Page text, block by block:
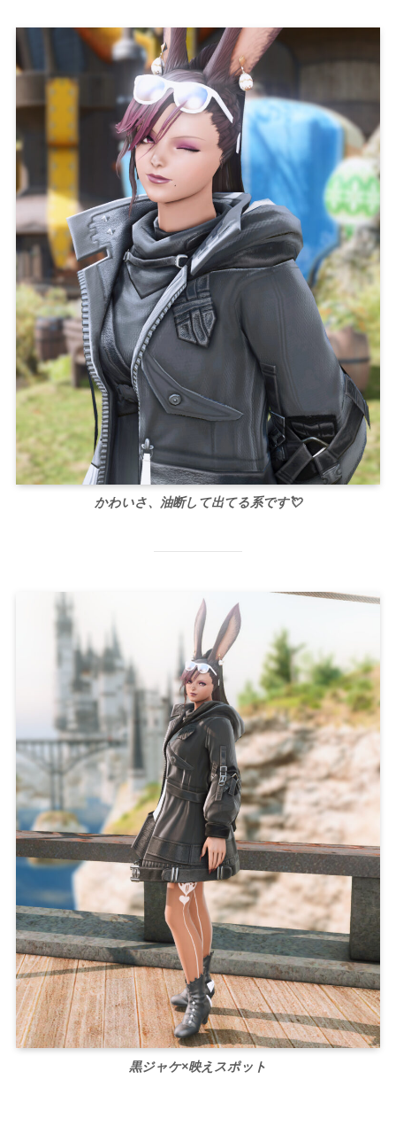
かわいさ、油断して出てる系です💘
黒ジャケ×映えスポット